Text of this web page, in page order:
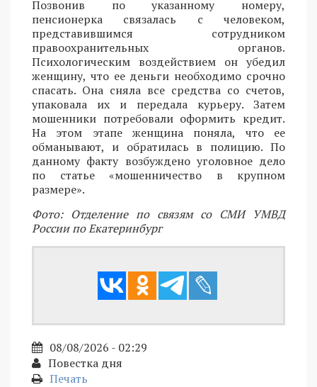
Позвонив по указанному номеру,
пенсионерка связалась с человеком,
представившимся сотрудником
правоохранительных органов.
Психологическим воздействием он убедил
женщину, что ее деньги необходимо срочно
спасать. Она сняла все средства со счетов,
упаковала их и передала курьеру. Затем
мошенники потребовали оформить кредит.
На этом этапе женщина поняла, что ее
обманывают, и обратилась в полицию. По
данному факту возбуждено уголовное дело
по статье «мошенничество в крупном
размере».
Фото: Отделение по связям со СМИ УМВД
России по Екатеринбург
08/08/2026 - 02:29
Повестка дня
Печать